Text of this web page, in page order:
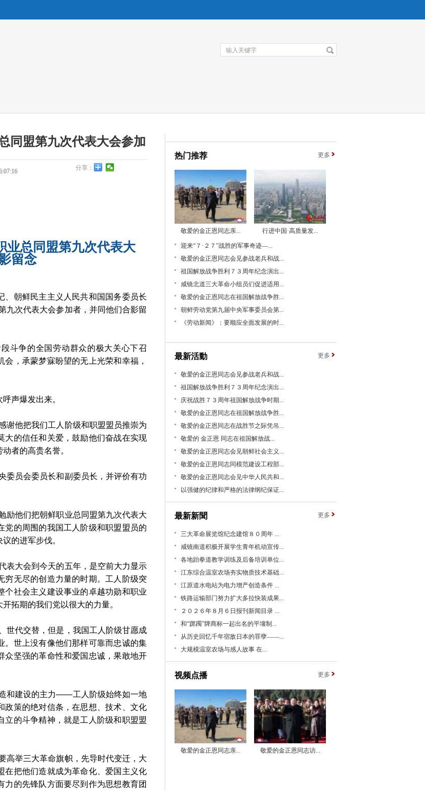
同盟第九次代表大会参加
分享：
业总同盟第九次代表大
留念
朝鲜民主主义人民共和国国务委员长
九次代表大会参加者，并同他们合影留
斗争的全国劳动群众的极大关心下召
，承蒙梦寐盼望的无上光荣和幸福，
声爆发出来。
谢他把我们工人阶级和职盟盟员推崇为
大的信任和关爱，鼓励他们奋战在实现
者的高贵名誉。
委员会委员长和副委员长，并评价有功
励他们把朝鲜职业总同盟第九次代表大
党的周围的我国工人阶级和职盟盟员的
的进军步伐。
表大会到今天的五年，是空前大力显示
穷无尽的创造力量的时期。工人阶级突
个社会主义建设事业的卓越功勋和职业
拓期的我们党以很大的力量。
世代交替，但是，我国工人阶级甘愿成
。世上没有像他们那样可靠而忠诚的集
众坚强的革命性和爱国忠诚，果敢地开
和建设的主力——工人阶级始终如一地
政策的绝对信条，在思想、技术、文化
立的斗争精神，就是工人阶级和职盟盟
高举三大革命旗帜，先导时代变迁，大
在把他们造就成为革命化、爱国主义化
的先锋队方面要尽到作为思想教育团
热门推荐 更多
敬爱的金正恩同志亲... 行进中国·高质量发...
迎来“７·２７”战胜的军事奇迹―...
敬爱的金正恩同志会见参战老兵和战...
祖国解放战争胜利７３周年纪念演出...
咸镜北道三大革命小组员们促进适用...
敬爱的金正恩同志在祖国解放战争胜...
朝鲜劳动党第九届中央军事委员会第...
《劳动新闻》：要顺应全面发展的时...
最新活動 更多
敬爱的金正恩同志会见参战老兵和战...
祖国解放战争胜利７３周年纪念演出...
庆祝战胜７３周年祖国解放战争时期...
敬爱的金正恩同志在祖国解放战争胜...
敬爱的金正恩同志在战胜节之际凭吊...
敬爱的 金正恩 同志在祖国解放战...
敬爱的金正恩同志会见朝鲜社会主义...
敬爱的金正恩同志同模范建设工程部...
敬爱的金正恩同志会见中华人民共和...
以强健的纪律和严格的法律纲纪保证...
最新新聞 更多
三大革命展览馆纪念建馆８０周年 ...
咸镜南道积极开展学生青年机动宣传...
各地跆拳道教学训练及后备培训单位...
江东综合温室农场夯实物质技术基础...
江原道水电站为电力增产创造条件 ...
铁路运输部门努力扩大多拉快装成果...
２０２６年８月６日报刊新闻目录 ...
和“踯躅”牌商标一起出名的平壤制...
从历史回忆千年宿敌日本的罪孽——...
大规模温室农场与感人故事 在...
视频点播 更多
敬爱的金正恩同志亲... 敬爱的金正恩同志访...